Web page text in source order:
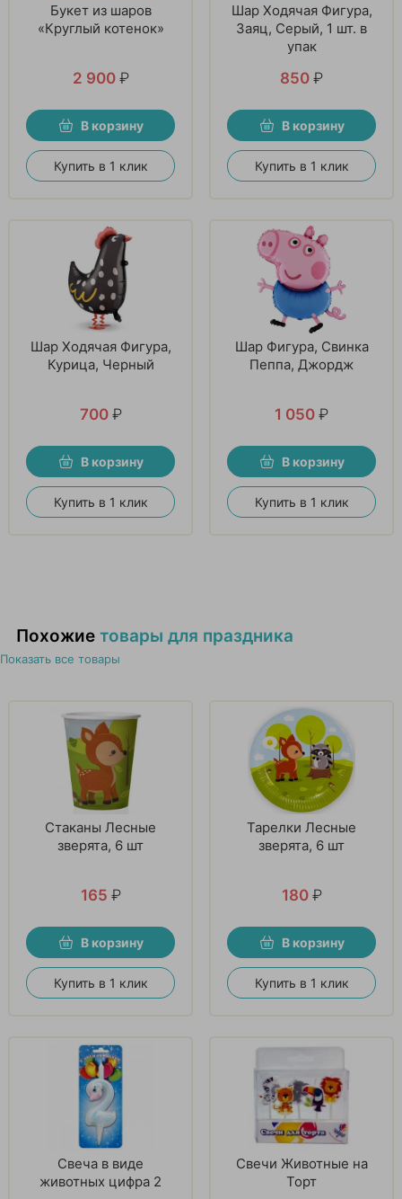
Букет из шаров
«Круглый котенок»
2 900 ₽
В корзину
Купить в 1 клик
Шар Ходячая Фигура,
Заяц, Серый, 1 шт. в
упак
850 ₽
В корзину
Купить в 1 клик
Шар Ходячая Фигура,
Курица, Черный
700 ₽
В корзину
Купить в 1 клик
Шар Фигура, Свинка
Пеппа, Джордж
1 050 ₽
В корзину
Купить в 1 клик
Похожие товары для праздника
Показать все товары
Стаканы Лесные
зверята, 6 шт
165 ₽
В корзину
Купить в 1 клик
Тарелки Лесные
зверята, 6 шт
180 ₽
В корзину
Купить в 1 клик
Свеча в виде
животных цифра 2
Свечи Животные на
Торт